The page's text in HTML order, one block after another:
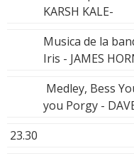
KARSH KALE-
Musica de la
Iris - JAMES
Medley, Bess
you Porgy -
23.30